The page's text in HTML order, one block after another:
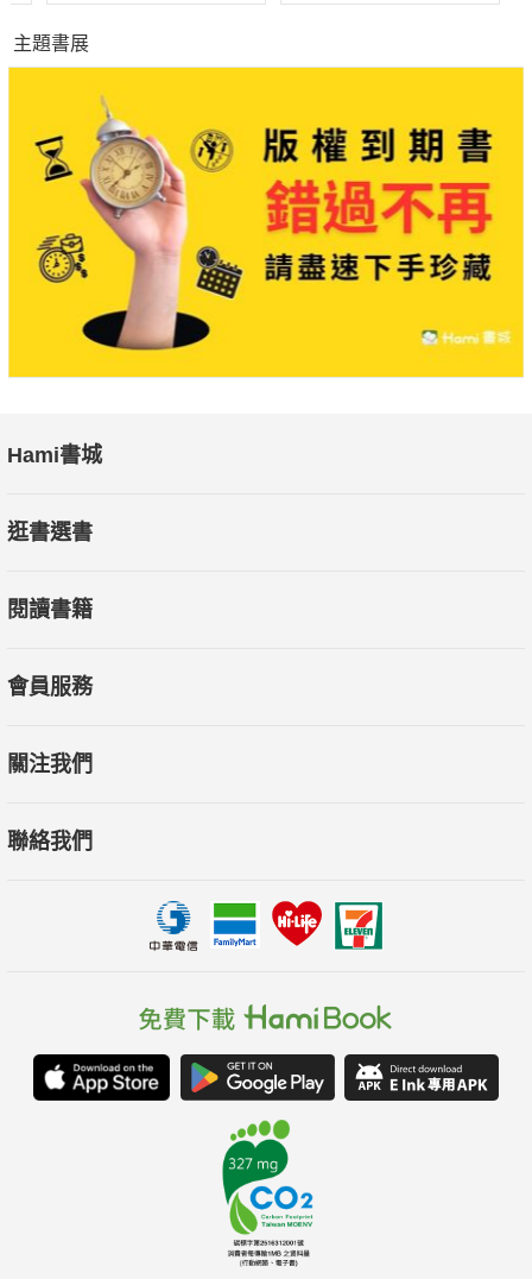
主題書展
Hami書城
逛書選書
閱讀書籍
會員服務
關注我們
聯絡我們